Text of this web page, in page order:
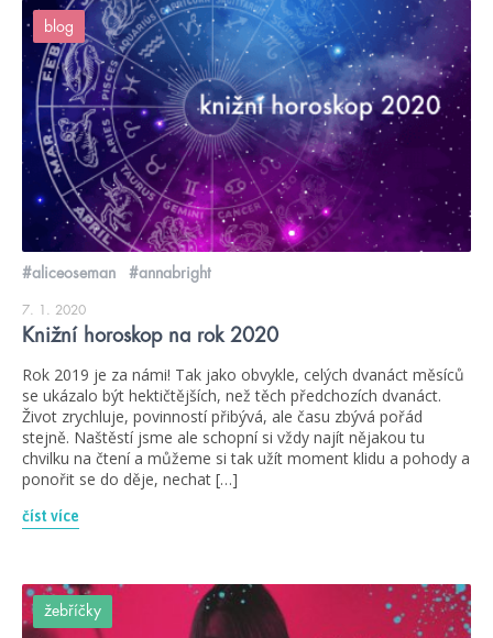
blog
#aliceoseman #annabright
7. 1. 2020
Knižní horoskop na rok 2020
Rok 2019 je za námi! Tak jako obvykle, celých dvanáct měsíců
se ukázalo být hektičtějších, než těch předchozích dvanáct.
Život zrychluje, povinností přibývá, ale času zbývá pořád
stejně. Naštěstí jsme ale schopní si vždy najít nějakou tu
chvilku na čtení a můžeme si tak užít moment klidu a pohody a
ponořit se do děje, nechat […]
číst více
žebříčky